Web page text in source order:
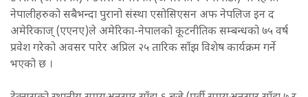
नेपालीहरुको सबैभन्दा पुरानो संस्था एसोसिएसन अफ नेपलिज इन द
अमेरिकाज् (एएनए)ले अमेरिका-नेपालको कूटनीतिक सम्बन्धको ७५ वर्ष
प्रवेश गरेको अवसर पारेर अप्रिल २५ तारिक साँझ विशेष कार्यक्रम गर्ने
भएको छ ।